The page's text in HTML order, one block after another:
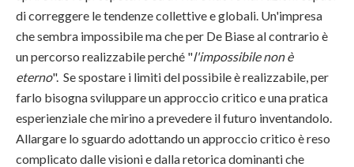
di correggere le tendenze collettive e globali. Un'impresa
che sembra impossibile ma che per De Biase al contrario è
un percorso realizzabile perché "l'impossibile non è
eterno". Se spostare i limiti del possibile è realizzabile, per
farlo bisogna sviluppare un approccio critico e una pratica
esperienziale che mirino a prevedere il futuro inventandolo.
Allargare lo sguardo adottando un approccio critico è reso
complicato dalle visioni e dalla retorica dominanti che